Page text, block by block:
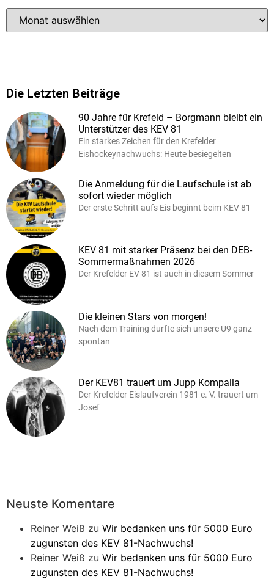
Die Letzten Beiträge
90 Jahre für Krefeld – Borgmann bleibt ein
Unterstützer des KEV 81
Ein starkes Zeichen für den Krefelder
Eishockeynachwuchs: Heute besiegelten
Die Anmeldung für die Laufschule ist ab
sofort wieder möglich
Der erste Schritt aufs Eis beginnt beim KEV 81
KEV 81 mit starker Präsenz bei den DEB-
Sommermaßnahmen 2026
Der Krefelder EV 81 ist auch in diesem Sommer
Die kleinen Stars von morgen!
Nach dem Training durfte sich unsere U9 ganz
spontan
Der KEV81 trauert um Jupp Kompalla
Der Krefelder Eislaufverein 1981 e. V. trauert um
Josef
Neuste Komentare
Reiner Weiß zu Wir bedanken uns für 5000 Euro
zugunsten des KEV 81-Nachwuchs!
Reiner Weiß zu Wir bedanken uns für 5000 Euro
zugunsten des KEV 81-Nachwuchs!